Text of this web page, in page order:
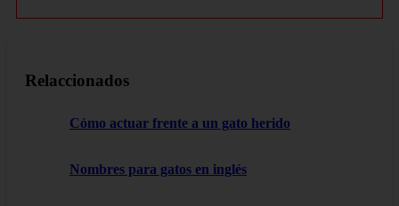
Relaccionados
Cómo actuar frente a un gato herido
Nombres para gatos en inglés